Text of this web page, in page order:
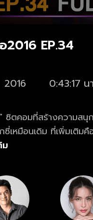
2016 EP.34
2016 0:43:17 น
ซิตคอมที่สร้างความสนุ
เหมือนเดิม ที่เพิ่มเติมคือคว
ของ ศักรินทร์-ศักรินทร์
ม